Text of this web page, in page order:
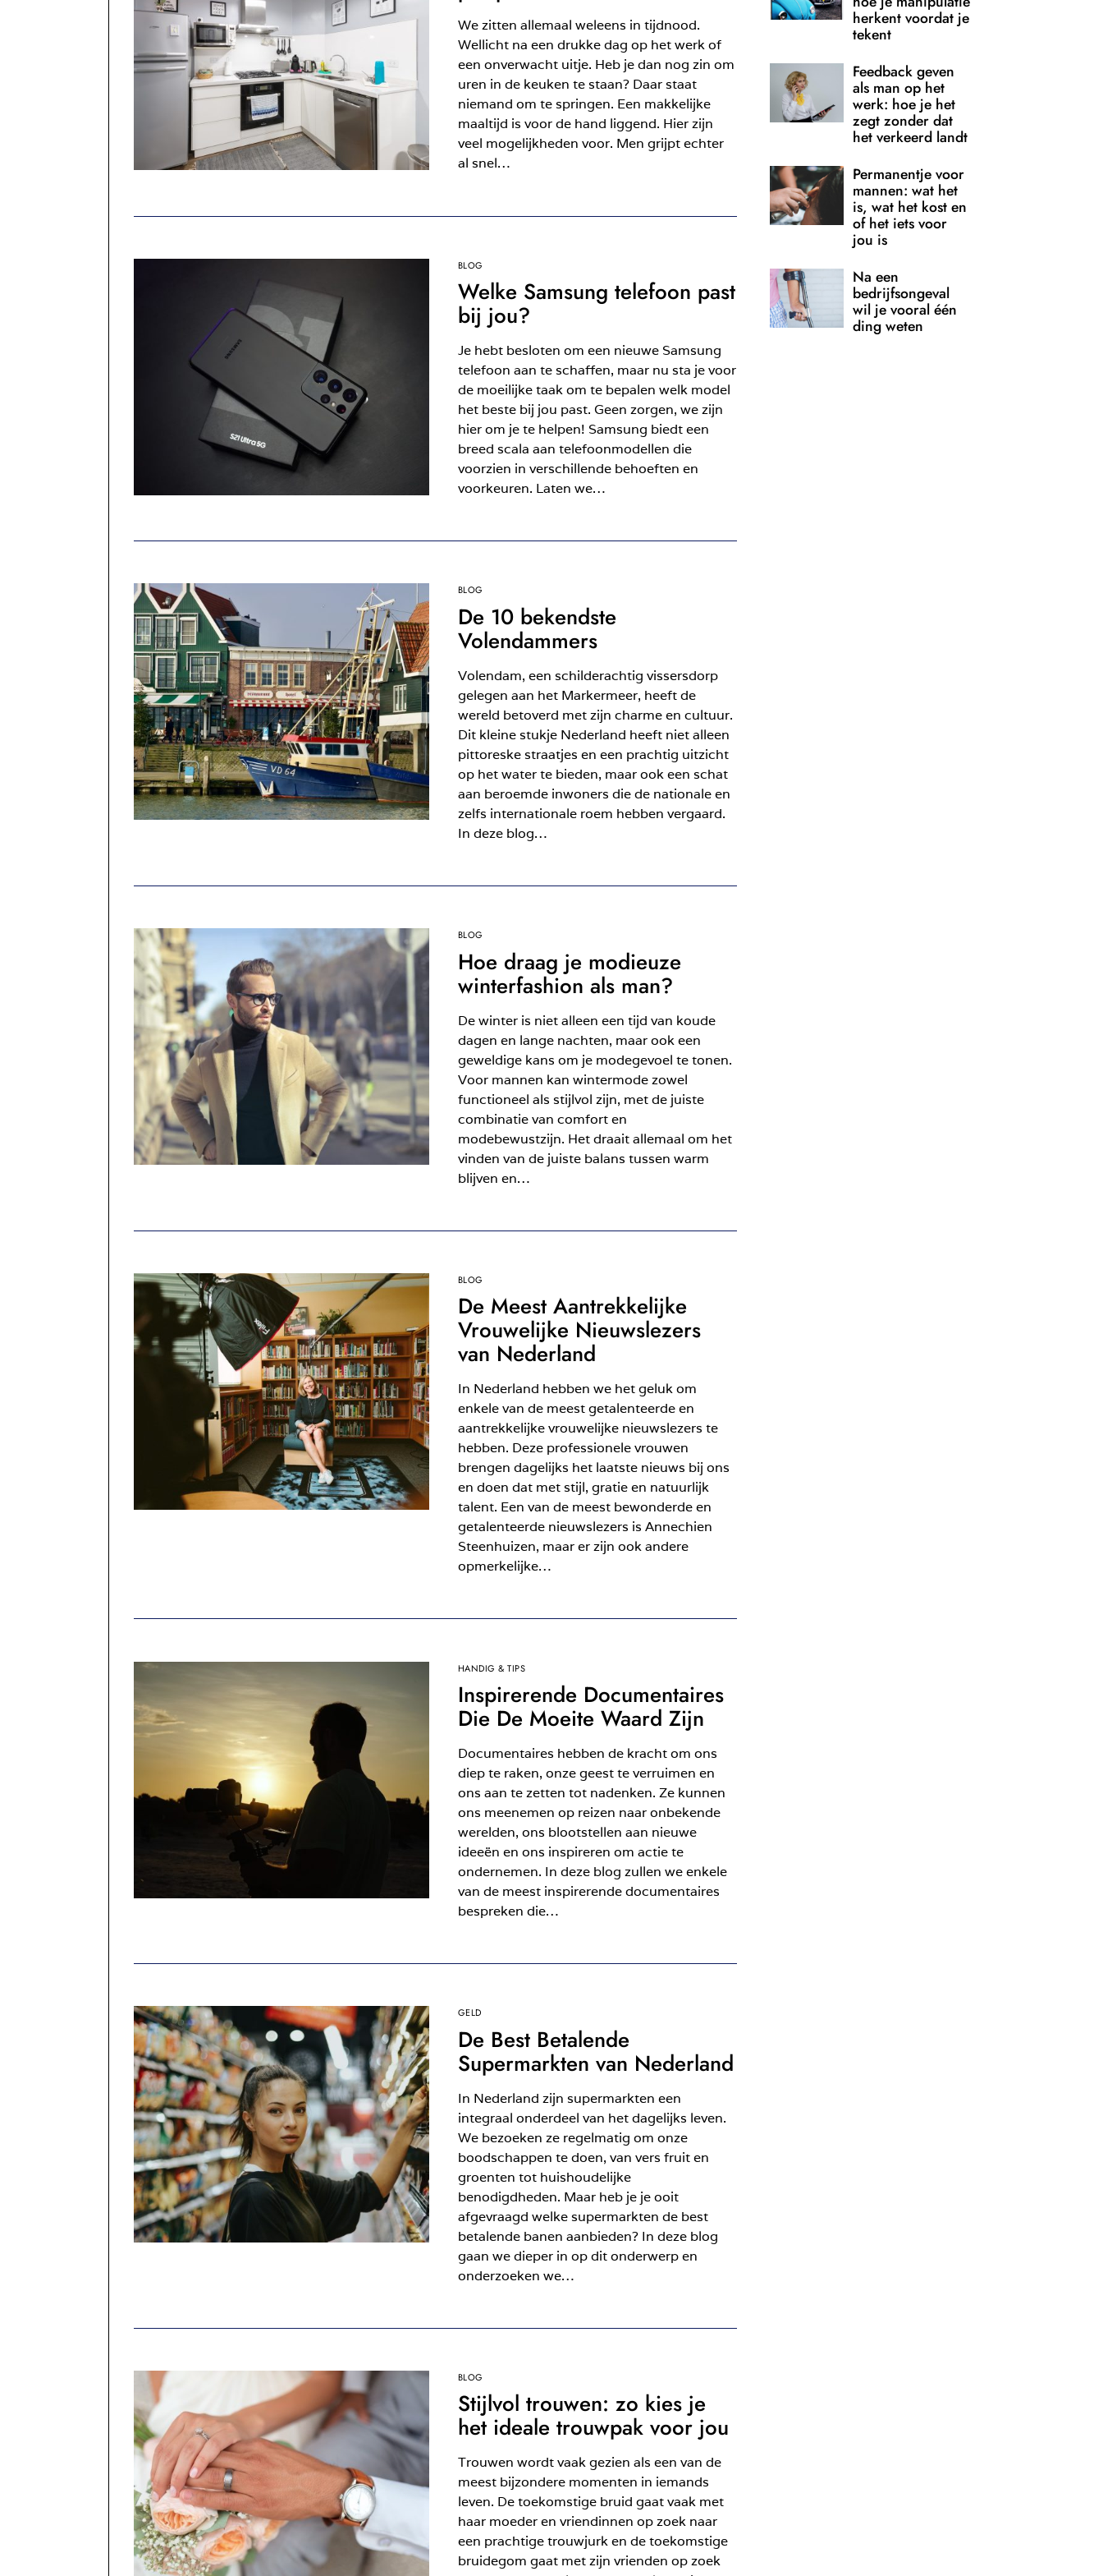
We zitten allemaal weleens in tijdnood.
Wellicht na een drukke dag op het werk of
een onverwacht uitje. Heb je dan nog zin om
uren in de keuken te staan? Daar staat
niemand om te springen. Een makkelijke
maaltijd is voor de hand liggend. Hier zijn
veel mogelijkheden voor. Men grijpt echter
al snel…
BLOG
Welke Samsung telefoon past
bij jou?
Je hebt besloten om een nieuwe Samsung
telefoon aan te schaffen, maar nu sta je voor
de moeilijke taak om te bepalen welk model
het beste bij jou past. Geen zorgen, we zijn
hier om je te helpen! Samsung biedt een
breed scala aan telefoonmodellen die
voorzien in verschillende behoeften en
voorkeuren. Laten we…
BLOG
De 10 bekendste
Volendammers
Volendam, een schilderachtig vissersdorp
gelegen aan het Markermeer, heeft de
wereld betoverd met zijn charme en cultuur.
Dit kleine stukje Nederland heeft niet alleen
pittoreske straatjes en een prachtig uitzicht
op het water te bieden, maar ook een schat
aan beroemde inwoners die de nationale en
zelfs internationale roem hebben vergaard.
In deze blog…
BLOG
Hoe draag je modieuze
winterfashion als man?
De winter is niet alleen een tijd van koude
dagen en lange nachten, maar ook een
geweldige kans om je modegevoel te tonen.
Voor mannen kan wintermode zowel
functioneel als stijlvol zijn, met de juiste
combinatie van comfort en
modebewustzijn. Het draait allemaal om het
vinden van de juiste balans tussen warm
blijven en…
BLOG
De Meest Aantrekkelijke
Vrouwelijke Nieuwslezers
van Nederland
In Nederland hebben we het geluk om
enkele van de meest getalenteerde en
aantrekkelijke vrouwelijke nieuwslezers te
hebben. Deze professionele vrouwen
brengen dagelijks het laatste nieuws bij ons
en doen dat met stijl, gratie en natuurlijk
talent. Een van de meest bewonderde en
getalenteerde nieuwslezers is Annechien
Steenhuizen, maar er zijn ook andere
opmerkelijke…
HANDIG & TIPS
Inspirerende Documentaires
Die De Moeite Waard Zijn
Documentaires hebben de kracht om ons
diep te raken, onze geest te verruimen en
ons aan te zetten tot nadenken. Ze kunnen
ons meenemen op reizen naar onbekende
werelden, ons blootstellen aan nieuwe
ideeën en ons inspireren om actie te
ondernemen. In deze blog zullen we enkele
van de meest inspirerende documentaires
bespreken die…
GELD
De Best Betalende
Supermarkten van Nederland
In Nederland zijn supermarkten een
integraal onderdeel van het dagelijks leven.
We bezoeken ze regelmatig om onze
boodschappen te doen, van vers fruit en
groenten tot huishoudelijke
benodigdheden. Maar heb je je ooit
afgevraagd welke supermarkten de best
betalende banen aanbieden? In deze blog
gaan we dieper in op dit onderwerp en
onderzoeken we…
BLOG
Stijlvol trouwen: zo kies je
het ideale trouwpak voor jou
Trouwen wordt vaak gezien als een van de
meest bijzondere momenten in iemands
leven. De toekomstige bruid gaat vaak met
haar moeder en vriendinnen op zoek naar
een prachtige trouwjurk en de toekomstige
bruidegom gaat met zijn vrienden op zoek
herkent voordat je
tekent
Feedback geven
als man op het
werk: hoe je het
zegt zonder dat
het verkeerd landt
Permanentje voor
mannen: wat het
is, wat het kost en
of het iets voor
jou is
Na een
bedrijfsongeval
wil je vooral één
ding weten